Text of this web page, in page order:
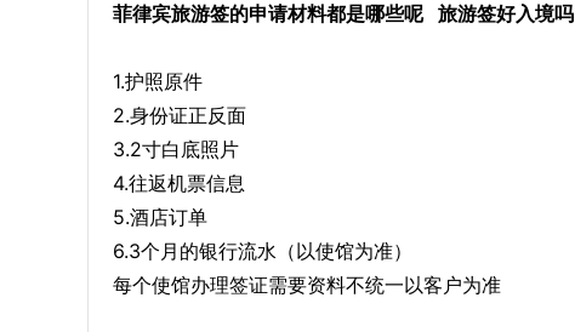
菲律宾旅游签的申请材料都是哪些呢 旅游签好入境吗
1.护照原件
2.身份证正反面
3.2寸白底照片
4.往返机票信息
5.酒店订单
6.3个月的银行流水（以使馆为准）
每个使馆办理签证需要资料不统一以客户为准